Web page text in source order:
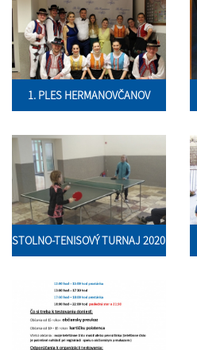
1. PLES HERMANOVČANOV
STOLNO-TENISOVÝ TURNAJ 2020